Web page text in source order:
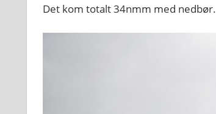
Det kom totalt 34nmm med nedbør.